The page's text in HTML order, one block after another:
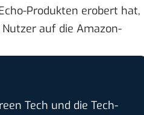
Produkten erobert hat,
auf die Amazon-
Tech und die Tech-